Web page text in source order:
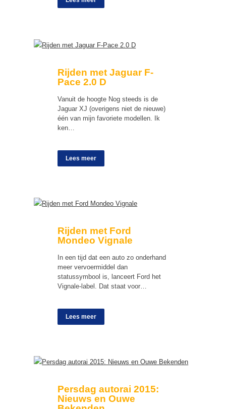
Rijden met Jaguar F-
Pace 2.0 D
Vanuit de hoogte Nog steeds is de
Jaguar XJ (overigens niet de nieuwe)
één van mijn favoriete modellen. Ik
ken…
Lees meer
Rijden met Ford
Mondeo Vignale
In een tijd dat een auto zo onderhand
meer vervoermiddel dan
statussymbool is, lanceert Ford het
Vignale-label. Dat staat voor…
Lees meer
Persdag autorai 2015:
Nieuws en Ouwe